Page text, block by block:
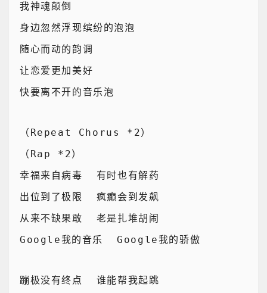
我神魂颠倒
身边忽然浮现缤纷的泡泡
随心而动的韵调
让恋爱更加美好
快要离不开的音乐泡
（Repeat Chorus *2）
（Rap *2）
幸福来自病毒  有时也有解药
出位到了极限  疯癫会到发飙
从来不缺果敢  老是扎堆胡闹
Google我的音乐  Google我的骄傲
蹦极没有终点  谁能帮我起跳